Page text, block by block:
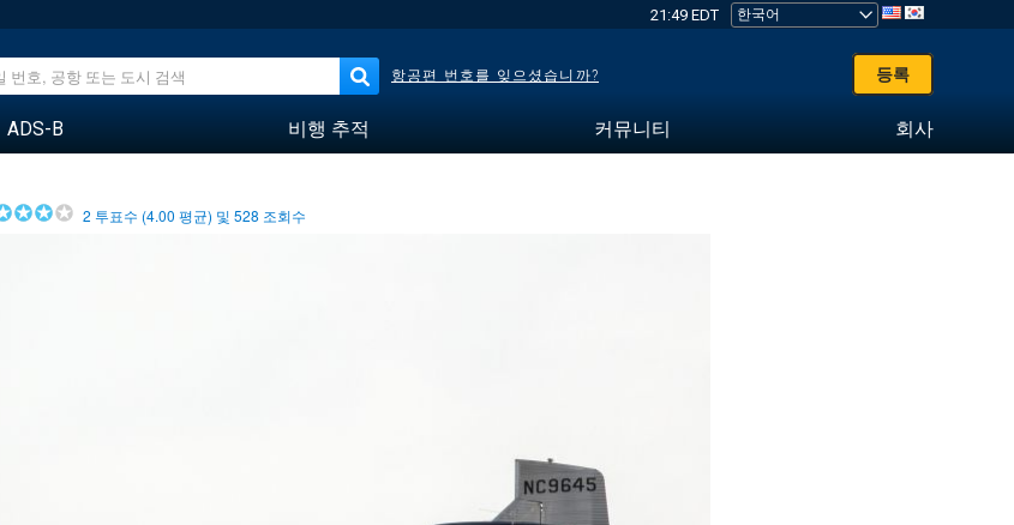
21:49 EDT
항공편 번호를 잊으셨습니까? 등록
ADS-B 비행 추적 커뮤니티 회사
2 투표수 (4.00 평균) 및528 조회수